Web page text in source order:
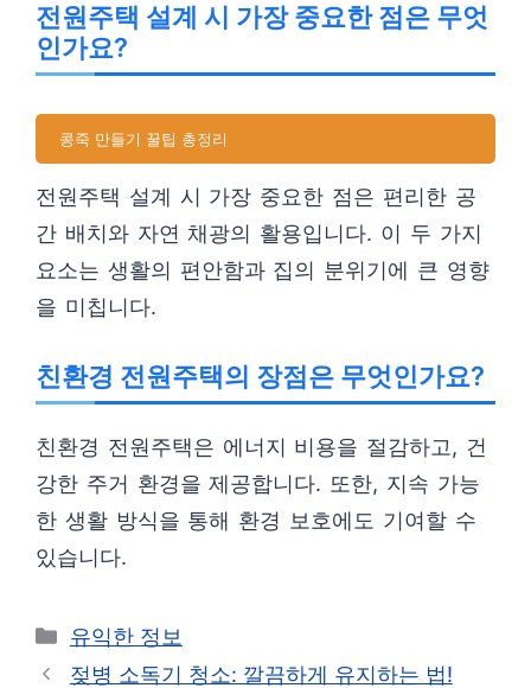
전원주택 설계 시 가장 중요한 점은 무엇
인가요?
콩죽 만들기 꿀팁 총정리
전원주택 설계 시 가장 중요한 점은 편리한 공
간 배치와 자연 채광의 활용입니다. 이 두 가지
요소는 생활의 편안함과 집의 분위기에 큰 영향
을 미칩니다.
친환경 전원주택의 장점은 무엇인가요?
친환경 전원주택은 에너지 비용을 절감하고, 건
강한 주거 환경을 제공합니다. 또한, 지속 가능
한 생활 방식을 통해 환경 보호에도 기여할 수
있습니다.
카
테
유익한 정보
젖병 소독기 청소: 깔끔하게 유지하는 법!